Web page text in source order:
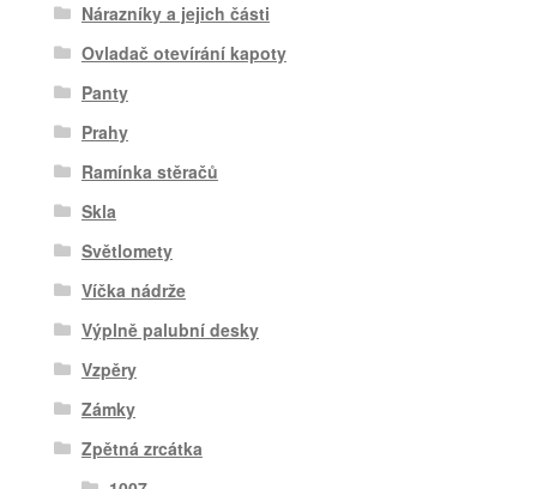
Nárazníky a jejich části
Ovladač otevírání kapoty
Panty
Prahy
Ramínka stěračů
Skla
Světlomety
Víčka nádrže
Výplně palubní desky
Vzpěry
Zámky
Zpětná zrcátka